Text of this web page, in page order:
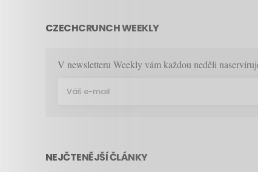
CZECHCRUNCH WEEKLY
V newsletteru Weekly vám každou neděli
NEJČTENĚJŠÍ ČLÁNKY